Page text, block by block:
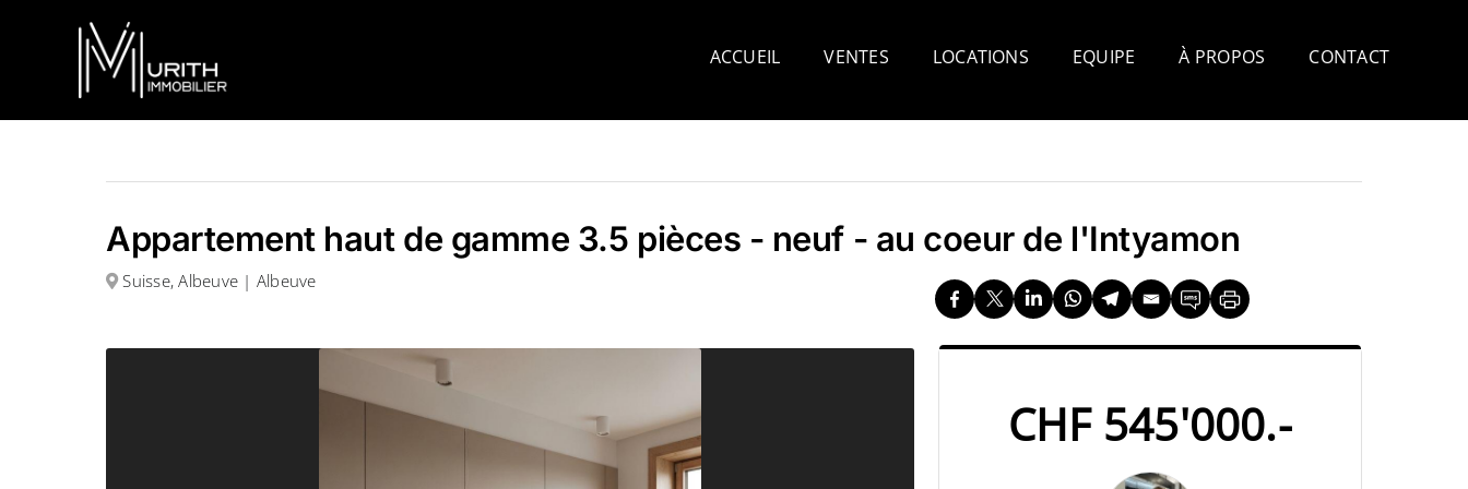
ACCUEIL VENTES LOCATIONS EQUIPE À PROPOS CONTACT
Appartement haut de gamme 3.5 pièces - neuf - au coeur de l'Intyamon
Suisse, Albeuve | Albeuve
CHF 545'000.-